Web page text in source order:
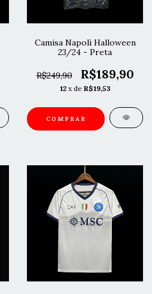
Camisa Napoli Halloween
23/24 - Preta
R$249,90 R$189,90
12 x de R$19,53
COMPRAR